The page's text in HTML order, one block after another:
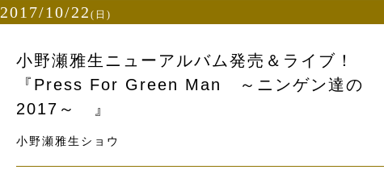
2017/10/22 (日)
小野瀬雅生ニューアルバム発売＆ライブ！
『Press For Green Man ～ニンゲン達の
2017～ 』
小野瀬雅生ショウ